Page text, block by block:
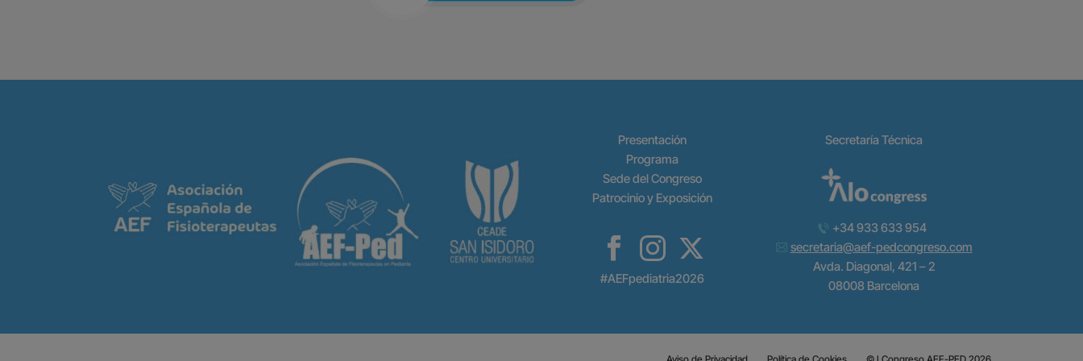
Presentación
Programa
Sede del Congreso
Patrocinio y Exposición
#AEFpediatria2026
Secretaría Técnica
+34 933 633 954
secretaria@aef-pedcongreso.com
Avda. Diagonal, 421 – 2
08008 Barcelona